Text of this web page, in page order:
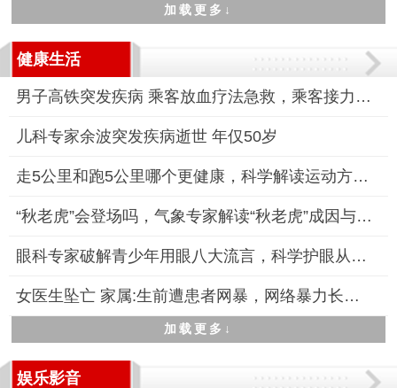
加载更多↓
健康生活
男子高铁突发疾病 乘客放血疗法急救，乘客接力施救显真情
儿科专家余波突发疾病逝世 年仅50岁
走5公里和跑5公里哪个更健康，科学解读运动方式的健康差异
“秋老虎”会登场吗，气象专家解读“秋老虎”成因与应对策略
眼科专家破解青少年用眼八大流言，科学护眼从破除谣言开始
女医生坠亡 家属:生前遭患者网暴，网络暴力长达7个月
加载更多↓
娱乐影音